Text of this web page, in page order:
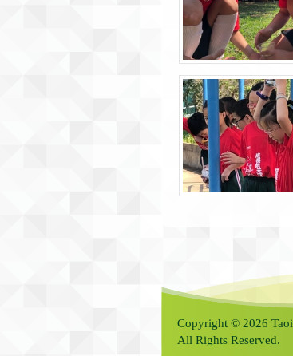
Copyright © 2026
All Rights Reserved.